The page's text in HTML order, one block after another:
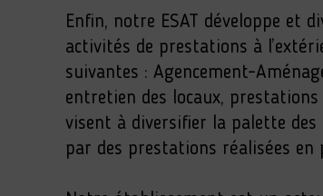
Enfin, notre ESAT développe et
activités de prestations à
suivantes : Agencement-
entretien des locaux,
visent à diversifier la palette
par des prestations réalisées en